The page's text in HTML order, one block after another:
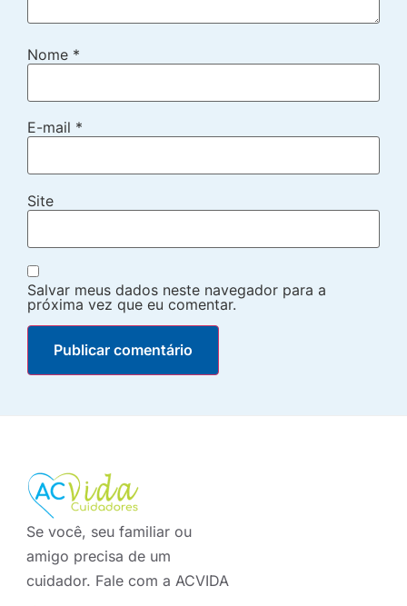
Nome *
E-mail *
Site
Salvar meus dados neste navegador para a
próxima vez que eu comentar.
Se você, seu familiar ou
amigo precisa de um
cuidador. Fale com a ACVIDA